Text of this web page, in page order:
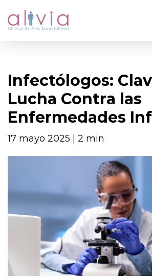
Infectólogos:
Lucha Contra las
Enfermedades
17 mayo 2025 | 2 min